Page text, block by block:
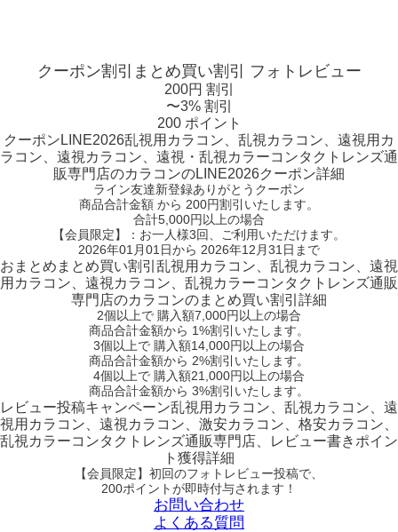
クーポン割引 まとめ買い割引 フォトレビュー
200円 割引
〜3% 割引
200 ポイント
クーポン LINE2026乱視用カラコン、乱視カラコン、遠視用カ
ラコン、遠視カラコン、遠視・乱視カラーコンタクトレンズ通
販専門店のカラコンのLINE2026クーポン詳細
ライン友達新登録ありがとうクーポン
商品合計金額 から 200円割引 いたします。
合計5,000円以上の場合
【会員限定】：お一人様3回
、ご利用いただけます。
2026年01月01日から 2026年12月31日まで
おまとめ まとめ買い割引 乱視用カラコン、乱視カラコン、遠視
用カラコン、遠視カラコン、乱視カラーコンタクトレンズ通販
専門店のカラコンのまとめ買い割引詳細
2個以上で 購入額7,000円以上の場合
商品合計金額から 1%割引いたします。
3個以上で 購入額14,000円以上の場合
商品合計金額から 2%割引いたします。
4個以上で 購入額21,000円以上の場合
商品合計金額から 3%割引いたします。
レビュー投稿キャンペーン乱視用カラコン、乱視カラコン、遠
視用カラコン、遠視カラコン、激安カラコン、格安カラコン、
乱視カラーコンタクトレンズ通販専門店、レビュー書きポイン
ト獲得詳細
【会員限定】初回のフォトレビュー投稿で、
200ポイントが即時付与されます！
お問い合わせ
よくある質問